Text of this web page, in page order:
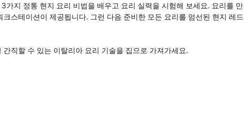
가지 정통 현지 요리 비법을 배우고 요리 실력을 시험해 보세요. 요리를 만
스테이션이 제공됩니다. 그런 다음 준비한 모든 요리를 엄선된 현지 레드
직할 수 있는 이탈리아 요리 기술을 집으로 가져가세요.